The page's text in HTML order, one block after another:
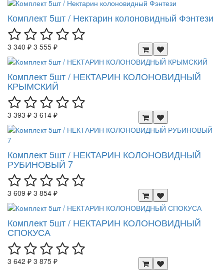
Комплект 5шт / Нектарин колоновидный Фэнтези
3 340 ₽ 3 555 ₽
Комплект 5шт / НЕКТАРИН КОЛОНОВИДНЫЙ
КРЫМСКИЙ
3 393 ₽ 3 614 ₽
Комплект 5шт / НЕКТАРИН КОЛОНОВИДНЫЙ
РУБИНОВЫЙ 7
3 609 ₽ 3 854 ₽
Комплект 5шт / НЕКТАРИН КОЛОНОВИДНЫЙ
СПОКУСА
3 642 ₽ 3 875 ₽